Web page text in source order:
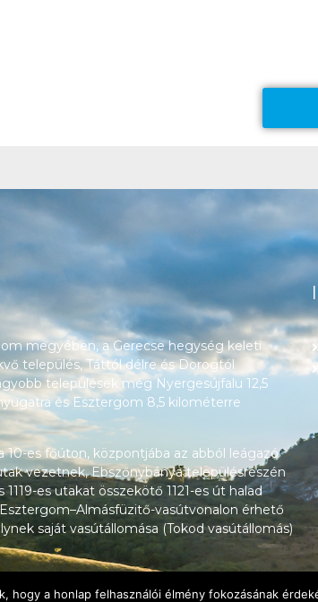
megyében, a Gerecse hegység keleti
település, Táttól délre és Dorogtól
települések még Nyergesújfalu 12,5
és Esztergom 8,5 kilométerre
10-es főúton, központjába az abból leágazó
utak vezetnek, Ebszőnybánya településrészén
1119-es utakat összekötő 1121-es út halad
vasútvonalon érhető
saját vasútállomása (Tokod vasútállomás)
hogy a honlap felhasználói élmény fokozásának